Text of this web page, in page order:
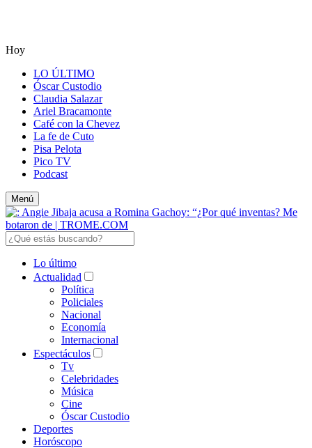
Hoy
LO ÚLTIMO
Óscar Custodio
Claudia Salazar
Ariel Bracamonte
Café con la Chevez
La fe de Cuto
Pisa Pelota
Pico TV
Podcast
Menú
Lo último
Actualidad
Política
Policiales
Nacional
Economía
Internacional
Espectáculos
Tv
Celebridades
Música
Cine
Óscar Custodio
Deportes
Horóscopo